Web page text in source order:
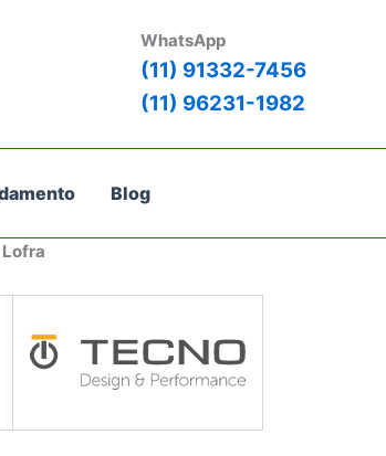
WhatsApp
(11) 91332-7456
(11) 96231-1982
Blog